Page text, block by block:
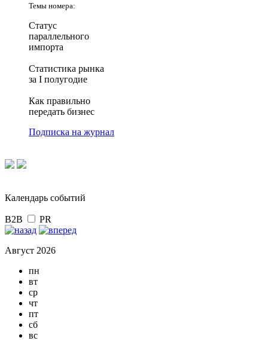
Темы номера:
Статус
параллельного
импорта
Статистика рынка
за I полугодие
Как правильно
передать бизнес
Подписка на журнал
Календарь событий
B2B PR
Август 2026
пн
вт
ср
чт
пт
сб
вс